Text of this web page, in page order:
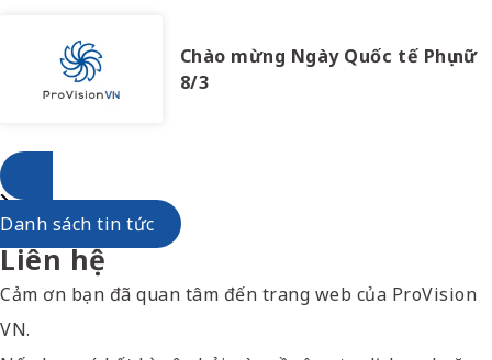
Chào mừng Ngày Quốc tế Phụ nữ
8/3
Danh sách tin tức
Liên hệ
Cảm ơn bạn đã quan tâm đến trang web của ProVision
VN.